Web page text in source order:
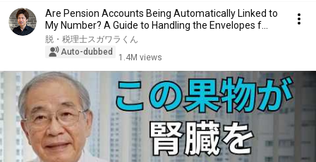
Are Pension Accounts Being Automatically Linked to
My Number? A Guide to Handling the Envelopes f...
脱・税理士スガワラくん
Auto-dubbed
1.4M views